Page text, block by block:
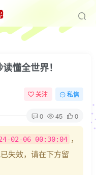
懂全世界！
关注 私信
0 45 0
02-06 00:30:04 ，
失效，请在下方留